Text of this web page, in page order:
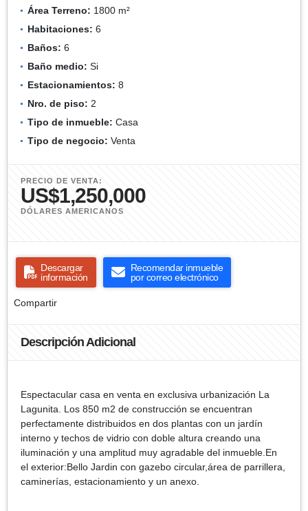
Área Terreno: 1800 m²
Habitaciones: 6
Baños: 6
Baño medio: Si
Estacionamientos: 8
Nro. de piso: 2
Tipo de inmueble: Casa
Tipo de negocio: Venta
PRECIO DE VENTA:
US$1,250,000
DÓLARES AMERICANOS
Descargar
información
Recomendar inmueble
por correo electrónico
Compartir
Descripción Adicional
Espectacular casa en venta en exclusiva urbanización La
Lagunita. Los 850 m2 de construcción se encuentran
perfectamente distribuidos en dos plantas con un jardín
interno y techos de vidrio con doble altura creando una
iluminación y una amplitud muy agradable del inmueble.En
el exterior:Bello Jardin con gazebo circular,área de parrillera,
caminerías, estacionamiento y un anexo.